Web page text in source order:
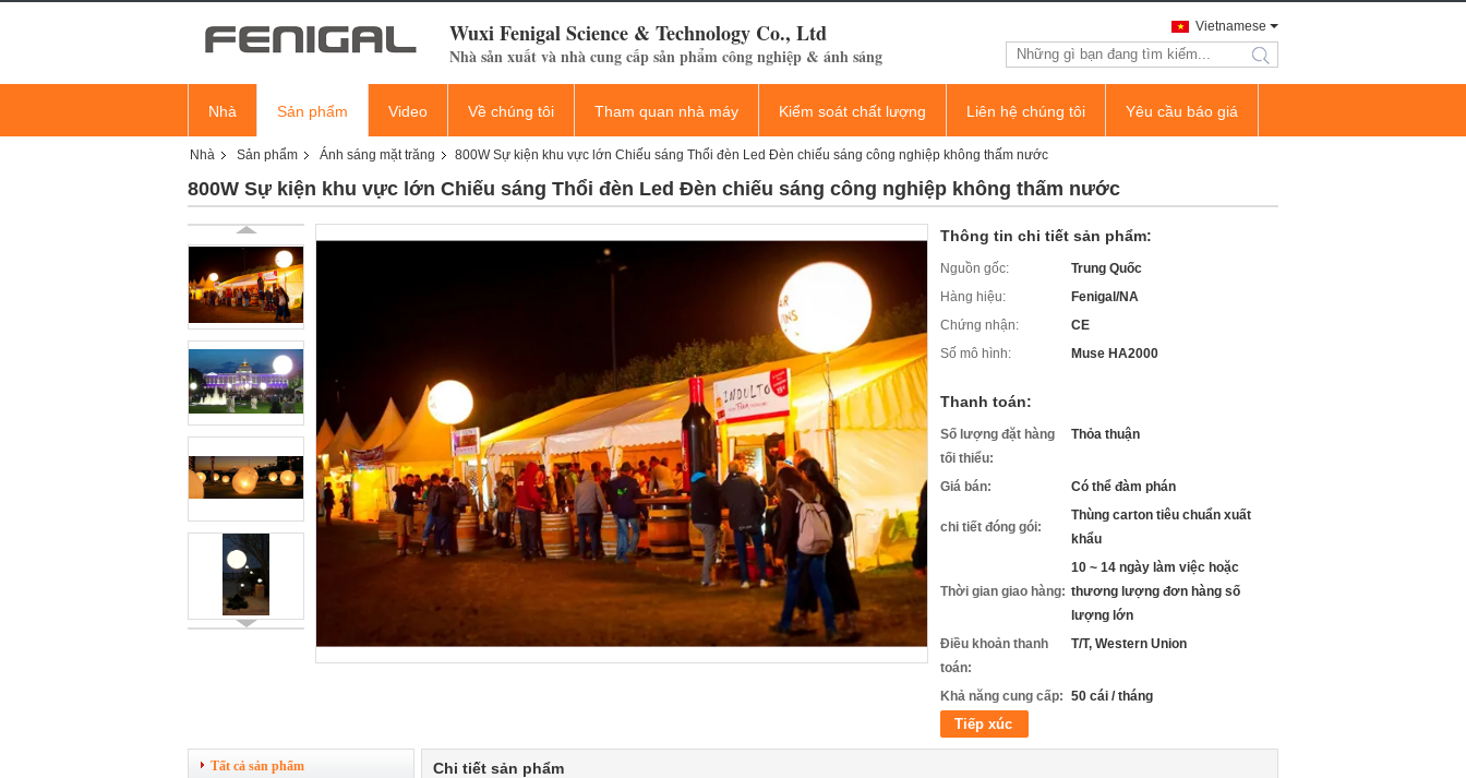
Wuxi Fenigal Science & Technology Co., Ltd
Nhà sản xuất và nhà cung cấp sản phẩm công nghiệp & ánh sáng
Vietnamese
search
Nhà Sản phẩm Video Về chúng tôi Tham quan nhà máy Kiểm soát chất lượng Liên hệ chúng tôi Yêu cầu báo giá
Nhà Sản phẩm Ánh sáng mặt trăng 800W Sự kiện khu vực lớn Chiếu sáng Thổi đèn Led Đèn chiếu sáng công nghiệp không thấm nước
800W Sự kiện khu vực lớn Chiếu sáng Thổi đèn Led Đèn chiếu sáng công nghiệp không thấm nước
Thông tin chi tiết sản phẩm:
Nguồn gốc:
Trung Quốc
Hàng hiệu:
Fenigal/NA
Chứng nhận:
CE
Số mô hình:
Muse HA2000
Thanh toán:
Số lượng đặt hàng
tối thiểu:
Thỏa thuận
Giá bán: Có thể đàm phán
chi tiết đóng gói:
Thùng carton tiêu chuẩn xuất
khẩu
Thời gian giao hàng:
10 ~ 14 ngày làm việc hoặc
thương lượng đơn hàng số
lượng lớn
Điều khoản thanh
toán:
T/T, Western Union
Khả năng cung cấp: 50 cái / tháng
Tiếp xúc
Tất cả sản phẩm Chi tiết sản phẩm